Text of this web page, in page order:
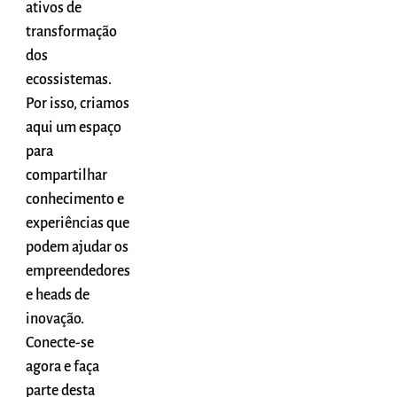
ativos de
transformação
dos
ecossistemas.
Por isso, criamos
aqui um espaço
para
compartilhar
conhecimento e
experiências que
podem ajudar os
empreendedores
e heads de
inovação.
Conecte-se
agora e faça
parte desta